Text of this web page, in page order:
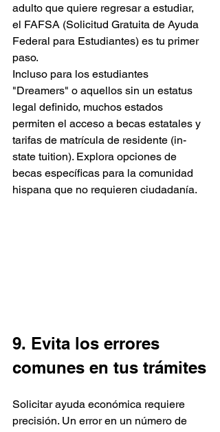
adulto que quiere regresar a estudiar,
el FAFSA (Solicitud Gratuita de Ayuda
Federal para Estudiantes) es tu primer
paso.
Incluso para los estudiantes
"Dreamers" o aquellos sin un estatus
legal definido, muchos estados
permiten el acceso a becas estatales y
tarifas de matrícula de residente (in-
state tuition). Explora opciones de
becas específicas para la comunidad
hispana que no requieren ciudadanía.
9. Evita los errores
comunes en tus trámites
Solicitar ayuda económica requiere
precisión. Un error en un número de